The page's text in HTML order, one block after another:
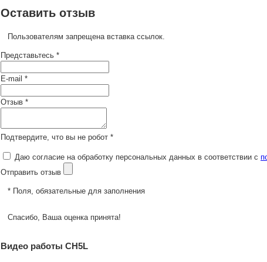
Оставить отзыв
Пользователям запрещена вставка ссылок.
Представьтесь *
E-mail *
Отзыв *
Подтвердите, что вы не робот *
Даю согласие на обработку персональных данных в соответствии с
Отправить отзыв
* Поля, обязательные для заполнения
Спасибо, Ваша оценка принята!
Видео работы CH5L